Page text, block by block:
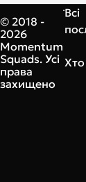
© 2018 -
2026
Momentum
Squads. Усі
права
захищено
Всі